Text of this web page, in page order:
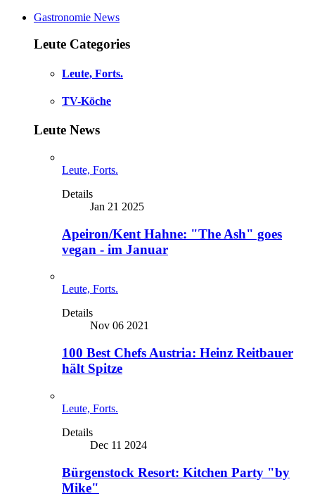
Gastronomie News
Leute Categories
Leute, Forts.
TV-Köche
Leute News
Leute, Forts.
Details
Jan 21 2025
Apeiron/Kent Hahne: "The Ash" goes
vegan - im Januar
Leute, Forts.
Details
Nov 06 2021
100 Best Chefs Austria: Heinz Reitbauer
hält Spitze
Leute, Forts.
Details
Dec 11 2024
Bürgenstock Resort: Kitchen Party "by
Mike"